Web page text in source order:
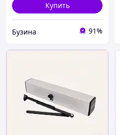
Купить
Бузина 91%